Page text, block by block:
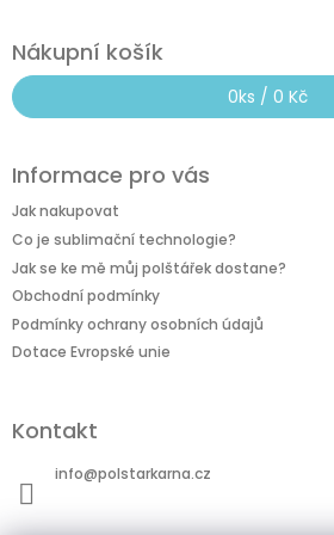
s
u
Nákupní košík
0ks / 0 Kč
Informace pro vás
Jak nakupovat
Co je sublimační technologie?
Jak se ke mě můj polštářek dostane?
Obchodní podmínky
Podmínky ochrany osobních údajů
Dotace Evropské unie
Kontakt
info@polstarkarna.cz